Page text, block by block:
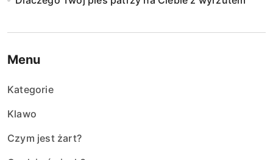
w
p
s
w
Menu
Kategorie
Klawo
Czym jest żart?